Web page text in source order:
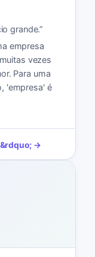
grande.”
empresa
vezes
Para uma
'empresa' é
&rdquo; →